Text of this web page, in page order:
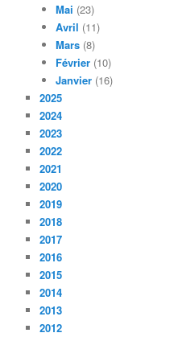
Mai (23)
Avril (11)
Mars (8)
Février (10)
Janvier (16)
2025
2024
2023
2022
2021
2020
2019
2018
2017
2016
2015
2014
2013
2012